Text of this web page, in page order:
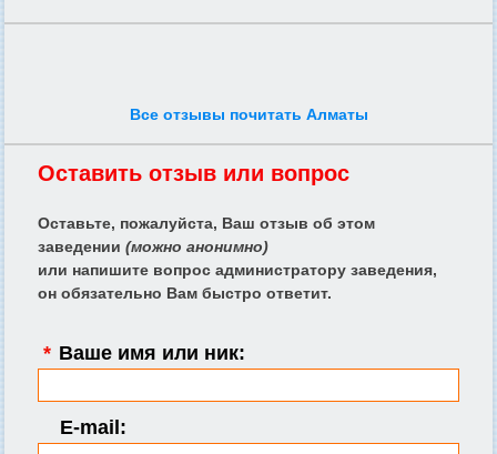
Все отзывы почитать Алматы
Оставить отзыв или вопрос
Оставьте, пожалуйста, Ваш отзыв об этом
заведении (можно анонимно)
или напишите вопрос администратору заведения,
он обязательно Вам быстро ответит.
* Ваше имя или ник:
E-mail: